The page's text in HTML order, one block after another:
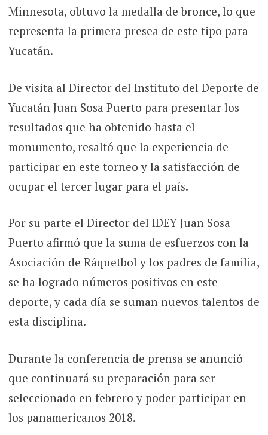
Minnesota, obtuvo la medalla de bronce, lo que
representa la primera presea de este tipo para
Yucatán.
De visita al Director del Instituto del Deporte de
Yucatán Juan Sosa Puerto para presentar los
resultados que ha obtenido hasta el
monumento, resaltó que la experiencia de
participar en este torneo y la satisfacción de
ocupar el tercer lugar para el país.
Por su parte el Director del IDEY Juan Sosa
Puerto afirmó que la suma de esfuerzos con la
Asociación de Ráquetbol y los padres de familia,
se ha logrado números positivos en este
deporte, y cada día se suman nuevos talentos de
esta disciplina.
Durante la conferencia de prensa se anunció
que continuará su preparación para ser
seleccionado en febrero y poder participar en
los panamericanos 2018.